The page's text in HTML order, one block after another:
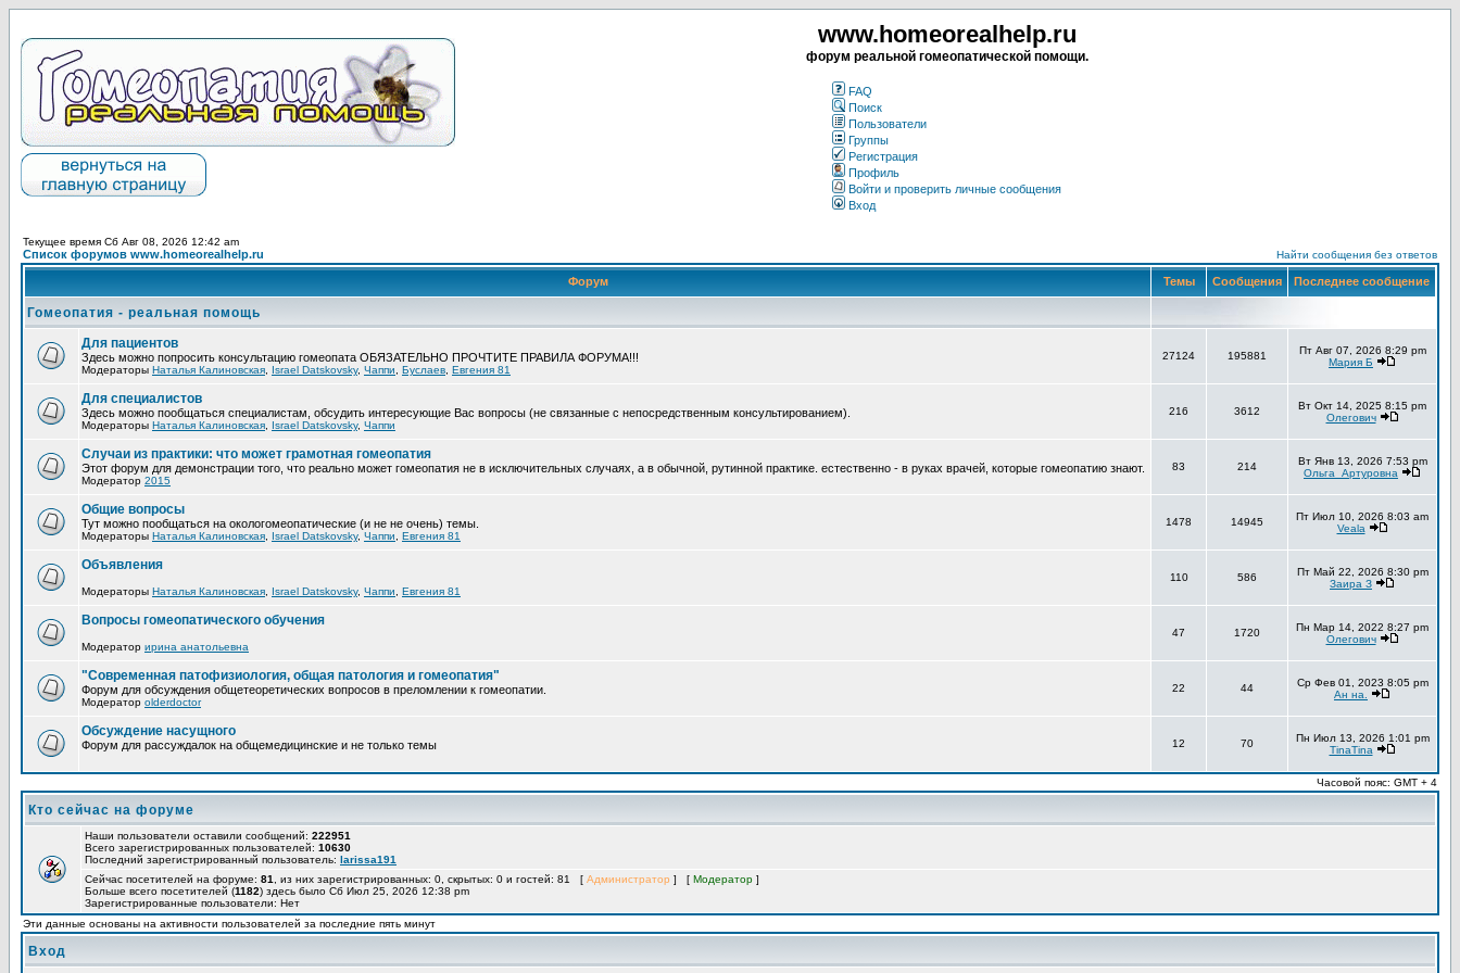
www.homeorealhelp.ru
форум реальной гомеопатической помощи.
FAQ
Поиск
Пользователи
Группы
Регистрация
Профиль
Войти и проверить личные сообщения
Вход
Текущее время Сб Авг 08, 2026 12:42 am
Список форумов www.homeorealhelp.ru Найти сообщения без ответов
Форум Темы Сообщения Последнее сообщение
Гомеопатия - реальная помощь
Для пациентов
Здесь можно попросить консультацию гомеопата ОБЯЗАТЕЛЬНО ПРОЧТИТЕ ПРАВИЛА ФОРУМА!!!
Модераторы Наталья Калиновская Israel Datskovsky, Чаппи Буслаев Евгения 81
27124 195881
Пт Авг 07, 2026 8:29 pm
Мария Б
Для специалистов
Здесь можно пообщаться специалистам, обсудить интересующие Вас вопросы (не связанные с непосредственным консультированием).
Модераторы Наталья Калиновская Israel Datskovsky, Чаппи
216 3612
Вт Окт 14, 2025 8:15 pm
Олегович
Случаи из практики: что может грамотная гомеопатия
Этот форум для демонстрации того, что реально может гомеопатия не в исключительных случаях, а в обычной, рутинной практике. естественно - в руках врачей, которые гомеопатию знают.
Модератор 2015
83 214
Вт Янв 13, 2026 7:53 pm
Ольга_Артуровна
Общие вопросы
Тут можно пообщаться на окологомеопатические (и не не очень) темы.
Модераторы Наталья Калиновская Israel Datskovsky, Чаппи Евгения 81
1478 14945
Пт Июл 10, 2026 8:03 am
Veala
Объявления
Модераторы Наталья Калиновская Israel Datskovsky, Чаппи Евгения 81
110 586
Пт Май 22, 2026 8:30 pm
Заира З
Вопросы гомеопатического обучения
Модератор ирина анатольевна
47 1720
Пн Мар 14, 2022 8:27 pm
Олегович
"Современная патофизиология, общая патология и гомеопатия"
Форум для обсуждения общетеоретических вопросов в преломлении к гомеопатии.
Модератор olderdoctor
22 44
Ср Фев 01, 2023 8:05 pm
Ан на.
Обсуждение насущного
Форум для рассуждалок на общемедицинские и не только темы 12 70
Пн Июл 13, 2026 1:01 pm
TinaTina
Часовой пояс: GMT + 4
Кто сейчас на форуме
Наши пользователи оставили сообщений: 222951
Всего зарегистрированных пользователей: 10630
Последний зарегистрированный пользователь: larissa191
Сейчас посетителей на форуме: 81 , из них зарегистрированных: 0, скрытых: 0 и гостей: 81 [ Администратор ] [ Модератор ]
Больше всего посетителей (1182) здесь было Сб Июл 25, 2026 12:38 pm
Зарегистрированные пользователи: Нет
Эти данные основаны на активности пользователей за последние пять минут
Вход